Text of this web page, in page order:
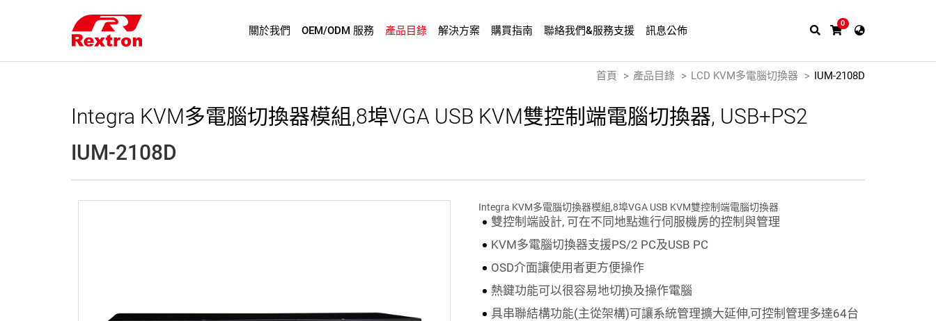
關於我們 OEM/ODM 服務 產品目錄 解決方案 購買指南 聯絡我們&服務支援 訊息公佈
0
首頁 產品目錄 LCD KVM多電腦切換器 IUM-2108D
Integra KVM多電腦切換器模組,8埠VGA USB KVM雙控制端電腦切換器, USB+PS2
IUM-2108D
Integra KVM多電腦切換器模組,8埠VGA USB KVM雙控制端電腦切換器
雙控制端設計, 可在不同地點進行伺服機房的控制與管理
KVM多電腦切換器支援PS/2 PC及USB PC
OSD介面讓使用者更方便操作
熱鍵功能可以很容易地切換及操作電腦
具串聯結構功能(主從架構)可讓系統管理擴大延伸,可控制管理多達64台